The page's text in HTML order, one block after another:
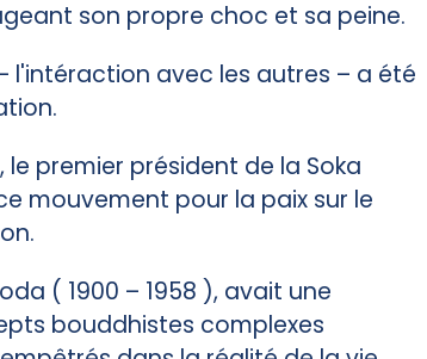
son propre choc et sa peine.
l'intéraction avec les autres – a été
le premier président de la Soka
mouvement pour la paix sur le
( 1900 – 1958 ), avait une
bouddhistes complexes